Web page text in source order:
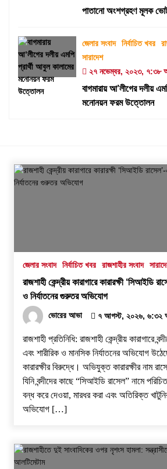
পাতানো অংশগ্রহণ মূলক
জেলার সংবাদ নির্বাচিত খবর
সারাদেশ
২৭ নভেম্বর, ২০২৩, ৭:৩৮
বাগমারায় আ’লীগের দলীয়
মনোনয়ন ফরম উত্তোলন
জেলার সংবাদ নির্বাচিত খবর রাজশাহীর সংবাদ
রাজশাহী কেন্দ্রীয় কারাগারে কারারক্ষী ‘সিআইডি
ও নির্যাতনের গুরুতর অভিযোগ
ভোরের আভা ৭ আগস্ট, ২০২৬, ৬:৩২
রাজশাহী প্রতিনিধি: রাজশাহী কেন্দ্রীয় কারাগারে
এবং শারীরিক ও মানসিক নির্যাতনের অভিযোগ
কারারক্ষীর বিরুদ্ধে। অভিযুক্ত কারারক্ষীর নাম
যিনি বন্দীদের কাছে “সিআইডি রাসেল” নামে
বন্ধ করে দেওয়া, মারধর করা এবং অতিরিক্ত
অভিযোগ […]